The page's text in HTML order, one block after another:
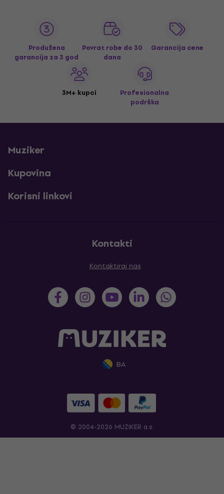
Produžena
garancija za 3 god
Povrat robe do 30
dana
Garancija cene
3M+ kupci
Profesionalna
podrška
Muziker
Kupovina
Korisni linkovi
Kontakti
Kontaktiraj nas
BA
© 2004-2026 MUZIKER a.s.